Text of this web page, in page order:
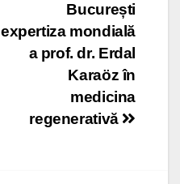
București
expertiza mondială
a prof. dr. Erdal
Karaöz în
medicina
regenerativă